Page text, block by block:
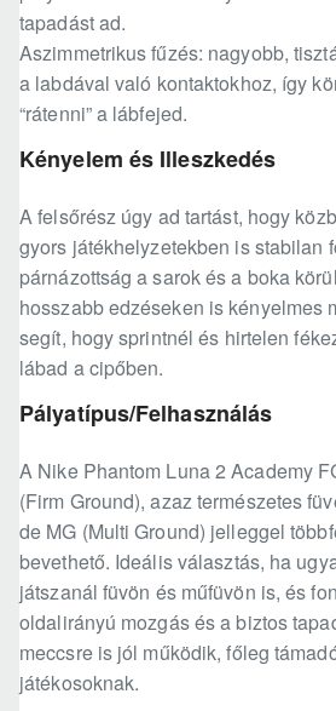
tapadást ad.
Aszimmetrikus fűzés: nagyobb,
a labdával való kontaktokhoz, így
“rátenni” a lábfejed.
Kényelem és Illeszkedés
A felsőrész úgy ad tartást, hogy
gyors játékhelyzetekben is stabilan
párnázottság a sarok és a boka
hosszabb edzéseken is kényelmes
segít, hogy sprintnél és hirtelen
lábad a cipőben.
Pályatípus/Felhasználás
A Nike Phantom Luna 2 Academy
(Firm Ground), azaz természetes
de MG (Multi Ground) jelleggel
bevethető. Ideális választás, ha
játszanál füvön és műfüvön is, és
oldalirányú mozgás és a biztos
meccsre is jól működik, főleg
játékosoknak.